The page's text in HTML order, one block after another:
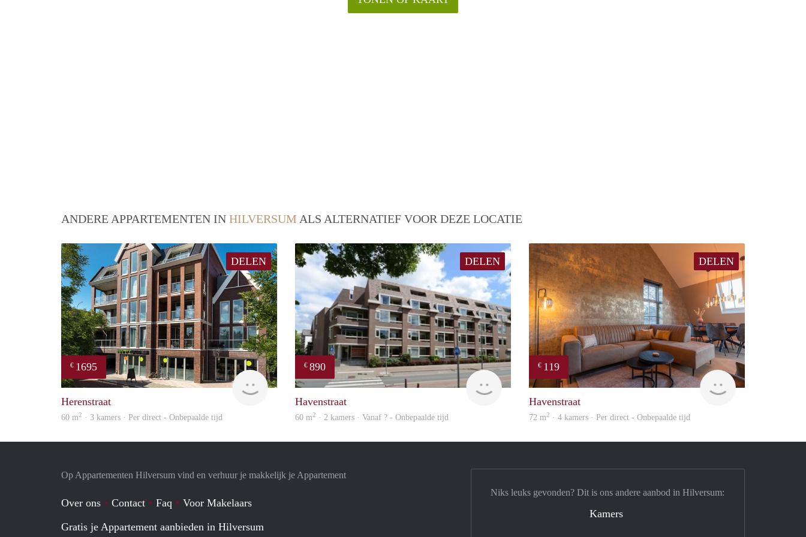
ANDERE APPARTEMENTEN IN HILVERSUM ALS ALTERNATIEF VOOR DEZE LOCATIE
DELEN
€ 1695
NEW
Herenstraat
60 m2 · 3 kamers · Per direct - Onbepaalde tijd
DELEN
€ 890
finder
Havenstraat
60 m2 · 2 kamers · Vanaf ? - Onbepaalde tijd
DELEN
€ 119
housing
Havenstraat
72 m2 · 4 kamers · Per direct - Onbepaalde tijd
Op Appartementen Hilversum vind en verhuur je makkelijk je Appartement
Over ons Contact Faq
Voor Makelaars
Gratis je Appartement aanbieden in Hilversum
Niks leuks gevonden? Dit is ons andere aanbod in Hilversum:
Kamers